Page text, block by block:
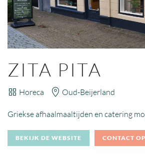
ZITA PITA
Horeca Oud-Beijerland
Griekse afhaalmaaltijden en catering
BEKIJK DE WEBSITE CONTACT